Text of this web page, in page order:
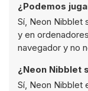
¿Podemos
Sí, Neon Nibblet
y en
navegador y no
¿Neon Nibblet
Sí, Neon Nibblet